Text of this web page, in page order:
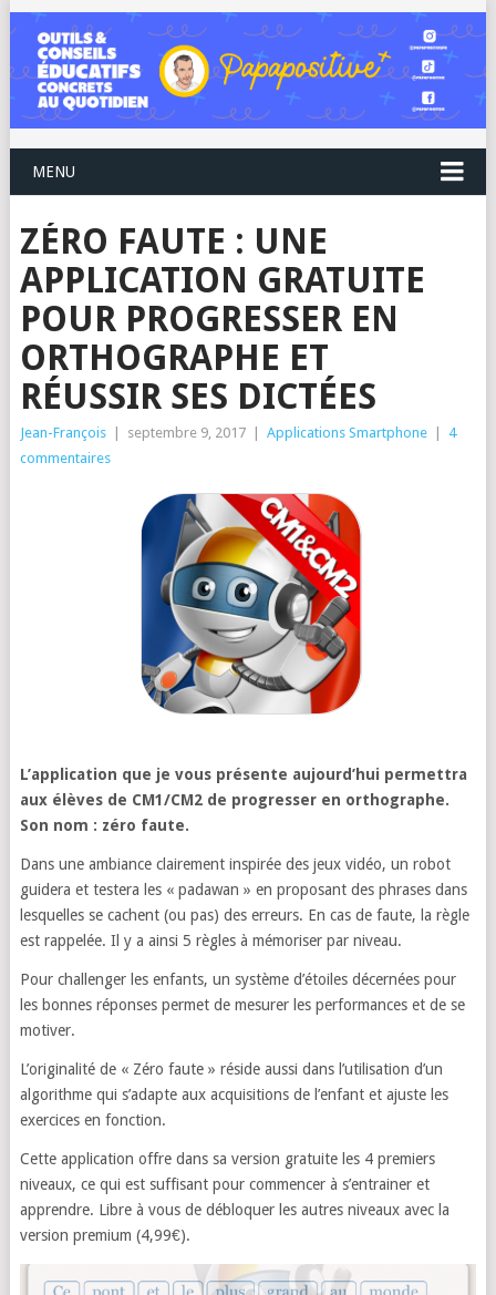
MENU
ZÉRO FAUTE : UNE
APPLICATION GRATUITE
POUR PROGRESSER EN
ORTHOGRAPHE ET
RÉUSSIR SES DICTÉES
Jean-François septembre 9, 2017 Applications Smartphone
4
commentaires
L’application que je vous présente aujourd’hui permettra
aux élèves de CM1/CM2 de progresser en orthographe.
Son nom : zéro faute.
Dans une ambiance clairement inspirée des jeux vidéo, un robot
guidera et testera les « padawan » en proposant des phrases dans
lesquelles se cachent (ou pas) des erreurs. En cas de faute, la règle
est rappelée. Il y a ainsi 5 règles à mémoriser par niveau.
Pour challenger les enfants, un système d’étoiles décernées pour
les bonnes réponses permet de mesurer les performances et de se
motiver.
L’originalité de « Zéro faute » réside aussi dans l’utilisation d’un
algorithme qui s’adapte aux acquisitions de l’enfant et ajuste les
exercices en fonction.
Cette application offre dans sa version gratuite les 4 premiers
niveaux, ce qui est suffisant pour commencer à s’entrainer et
apprendre. Libre à vous de débloquer les autres niveaux avec la
version premium (4,99€).